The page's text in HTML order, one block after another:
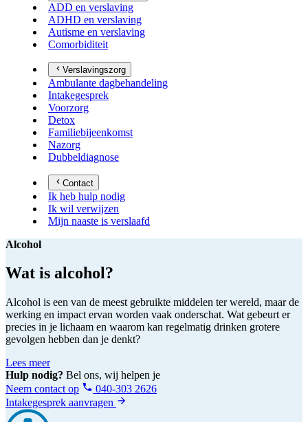
ADD en verslaving
ADHD en verslaving
Autisme en verslaving
Comorbiditeit
Verslavingszorg
Ambulante dagbehandeling
Intakegesprek
Voorzorg
Detox
Familiebijeenkomst
Nazorg
Dubbeldiagnose
Contact
Ik heb hulp nodig
Ik wil verwijzen
Mijn naaste is verslaafd
Alcohol
Wat is alcohol?
Alcohol is een van de meest gebruikte middelen ter wereld, maar de
werking en impact ervan worden vaak onderschat. Wat gebeurt er
precies in je lichaam en waarom kan regelmatig drinken grotere
gevolgen hebben dan je denkt?
Lees meer
Hulp nodig? Bel ons, wij helpen je
Neem contact op
040-303 2626
Intakegesprek aanvragen